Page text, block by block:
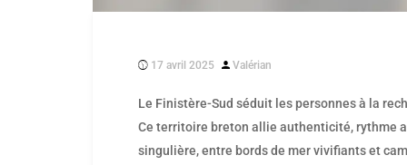
17 avril 2025
Posted
Valérian
Le Finistère-Sud séduit les personnes à la
Ce territoire breton allie authenticité, rythme
singulière, entre bords de mer vivifiants et